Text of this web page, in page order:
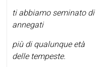
ti abbiamo seminato di
annegati
più di qualunque età
delle tempeste.